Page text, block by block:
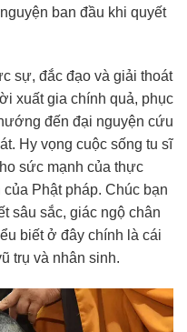
ban đầu khi quyết
sự, đắc đạo và giải thoát
xuất gia chính quả, phục
đến đại nguyện cứu
Hy vọng cuộc sống tu sĩ
sức mạnh của thực
Phật pháp. Chúc bạn
sâu sắc, giác ngộ chân
biết ở đây chính là cái
trụ và nhân sinh.